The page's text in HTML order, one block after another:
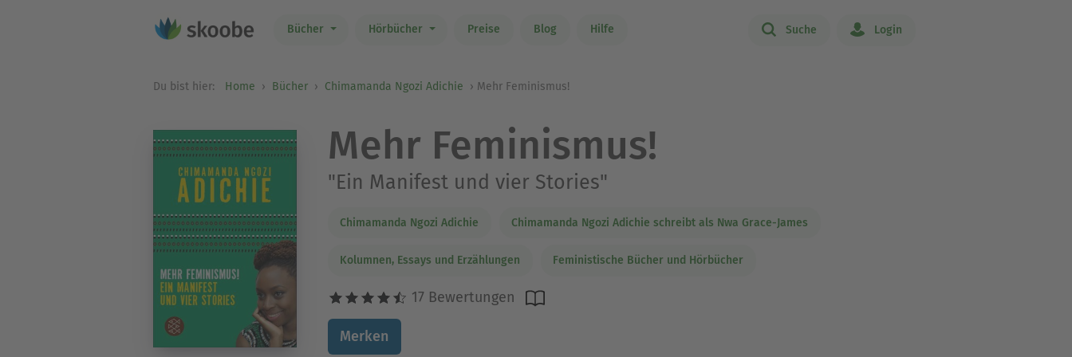
Bücher Hörbücher Preise Blog Hilfe Suche Login
Du bist hier: Home Bücher Chimamanda Ngozi Adichie Mehr Feminismus!
Mehr Feminismus!
"Ein Manifest und vier Stories"
Chimamanda Ngozi Adichie Chimamanda Ngozi Adichie schreibt als Nwa Grace-James
Kolumnen, Essays und Erzählungen Feministische Bücher und Hörbücher
17 Bewertungen
Merken